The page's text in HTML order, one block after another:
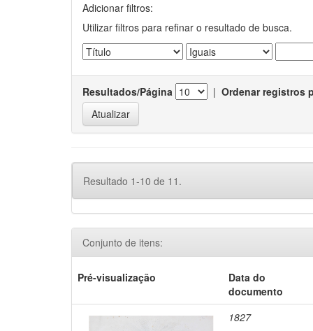
Adicionar filtros:
Utilizar filtros para refinar o resultado de busca.
Resultados/Página | Ordenar registros
Resultado 1-10 de 11.
Conjunto de itens:
Pré-visualização
Data do
documento
1827